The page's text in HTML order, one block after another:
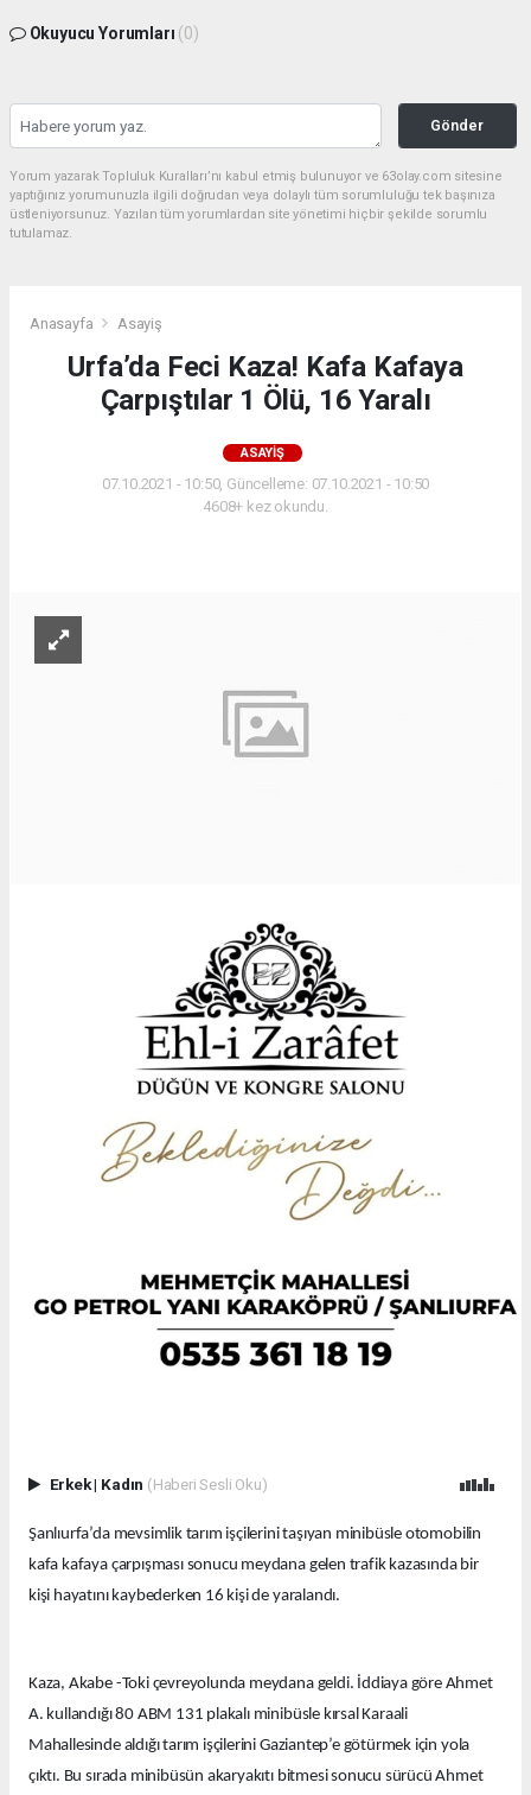
Okuyucu Yorumları (0)
Gönder
Yorum yazarak Topluluk Kuralları’nı kabul etmiş bulunuyor ve 63olay.com sitesine
yaptığınız yorumunuzla ilgili doğrudan veya dolaylı tüm sorumluluğu tek başınıza
üstleniyorsunuz. Yazılan tüm yorumlardan site yönetimi hiçbir şekilde sorumlu
tutulamaz.
Anasayfa Asayiş
Urfa’da Feci Kaza! Kafa Kafaya
Çarpıştılar 1 Ölü, 16 Yaralı
ASAYIŞ
07.10.2021 - 10:50, Güncelleme: 07.10.2021 - 10:50
4608+ kez okundu.
Erkek| Kadın (Haberi Sesli Oku)
Şanlıurfa’da mevsimlik tarım işçilerini taşıyan minibüsle otomobilin
kafa kafaya çarpışması sonucu meydana gelen trafik kazasında bir
kişi hayatını kaybederken 16 kişi de yaralandı.
Kaza, Akabe -Toki çevreyolunda meydana geldi. İddiaya göre Ahmet
A. kullandığı 80 ABM 131 plakalı minibüsle kırsal Karaali
Mahallesinde aldığı tarım işçilerini Gaziantep’e götürmek için yola
çıktı. Bu sırada minibüsün akaryakıtı bitmesi sonucu sürücü Ahmet